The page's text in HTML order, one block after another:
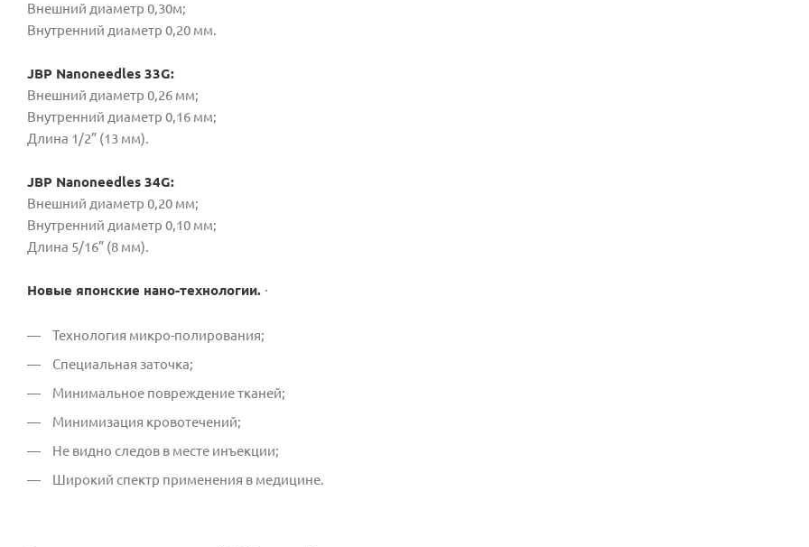
Внешний диаметр 0,30м;
Внутренний диаметр 0,20 мм.
JBP Nanoneedles 33G:
Внешний диаметр 0,26 мм;
Внутренний диаметр 0,16 мм;
Длина 1/2” (13 мм).
JBP Nanoneedles 34G:
Внешний диаметр 0,20 мм;
Внутренний диаметр 0,10 мм;
Длина 5/16” (8 мм).
Новые японские нано-технологии. ·
Технология микро-полирования;
Специальная заточка;
Минимальное повреждение тканей;
Минимизация кровотечений;
Не видно следов в месте инъекции;
Широкий спектр применения в медицине.